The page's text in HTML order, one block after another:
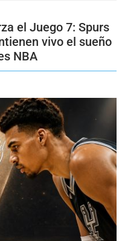
el Juego 7: Spurs
vivo el sueño
NBA